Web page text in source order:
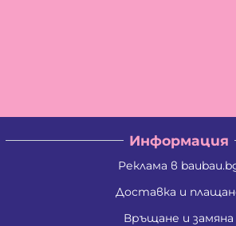
Информация
Реклама в
Доставка и
Връщане и замяна